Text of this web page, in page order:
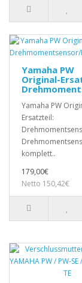
Yamaha PW
Original-
Yamaha PW
Ersatzteil:
komplett..
179,00€
Netto 150,42€